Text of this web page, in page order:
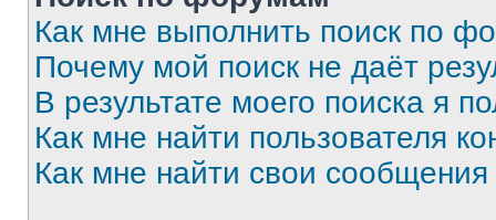
Как мне выполнить поиск по
Почему мой поиск не даёт
В результате моего поиска я
Как мне найти пользователя
Как мне найти свои